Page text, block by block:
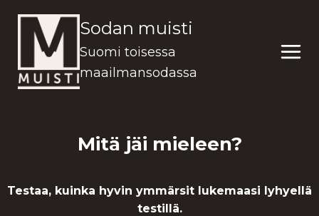
sisältöön
Sodan muisti
Suomi toisessa
maailmansodassa
Mitä jäi mieleen?
Testaa, kuinka hyvin ymmärsit lukemaasi lyhyellä
testillä.